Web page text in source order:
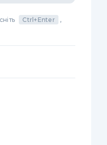
Ctrl+Enter
,